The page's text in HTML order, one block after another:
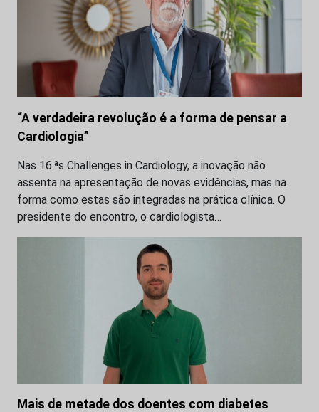
“A verdadeira revolução é a forma de pensar a
Cardiologia”
Nas 16.ªs Challenges in Cardiology, a inovação não
assenta na apresentação de novas evidências, mas na
forma como estas são integradas na prática clínica. O
presidente do encontro, o cardiologista…
Mais de metade dos doentes com diabetes